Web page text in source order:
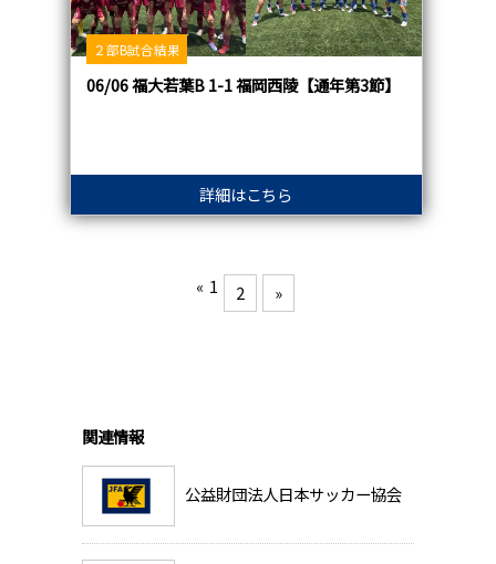
２部B試合結果
06/06 福大若葉B 1-1 福岡西陵【通年第3節】
詳細はこちら
« 1 2 »
関連情報
公益財団法人日本サッカー協会